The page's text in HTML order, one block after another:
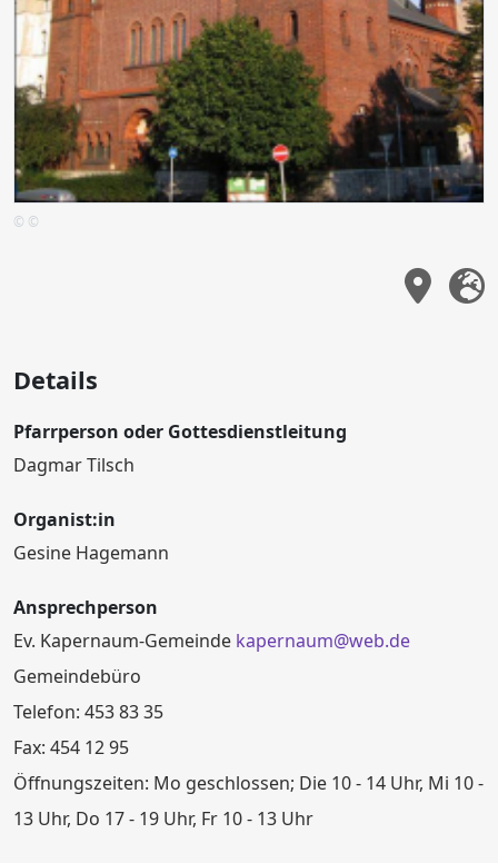
© ©
Details
Pfarrperson oder Gottesdienstleitung
Dagmar Tilsch
Organist:in
Gesine Hagemann
Ansprechperson
Ev. Kapernaum-Gemeinde kapernaum@web.de
Gemeindebüro
Telefon: 453 83 35
Fax: 454 12 95
Öffnungszeiten: Mo geschlossen; Die 10 - 14 Uhr, Mi 10 -
13 Uhr, Do 17 - 19 Uhr, Fr 10 - 13 Uhr